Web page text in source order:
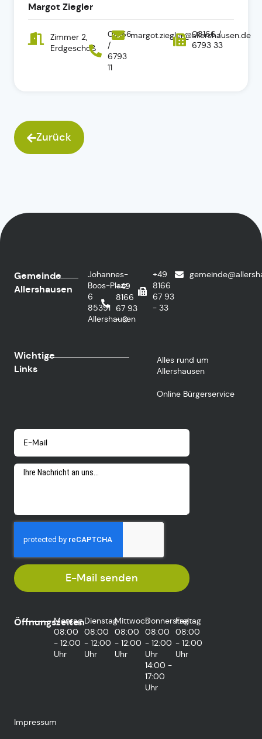
Margot Ziegler
Zimmer 2,
Erdgeschoß
08166
/
6793
11
margot.ziegler@allershausen.de
08166 /
6793 33
Zurück
Gemeinde
Allershausen
Johannes-
Boos-Platz
6
85391
Allershausen
+49
8166
67 93
- 0
+49
8166
67 93
- 33
Wichtige
Links
Alles rund um
Allershausen
Online Bürgerservice
E-Mail senden
Öffnungszeiten
Montag
08:00
- 12:00
Uhr
Dienstag
08:00
- 12:00
Uhr
Mittwoch
08:00
- 12:00
Uhr
Donnerstag
08:00
- 12:00
Uhr
14:00 -
17:00
Uhr
Freitag
08:00
- 12:00
Uhr
Impressum